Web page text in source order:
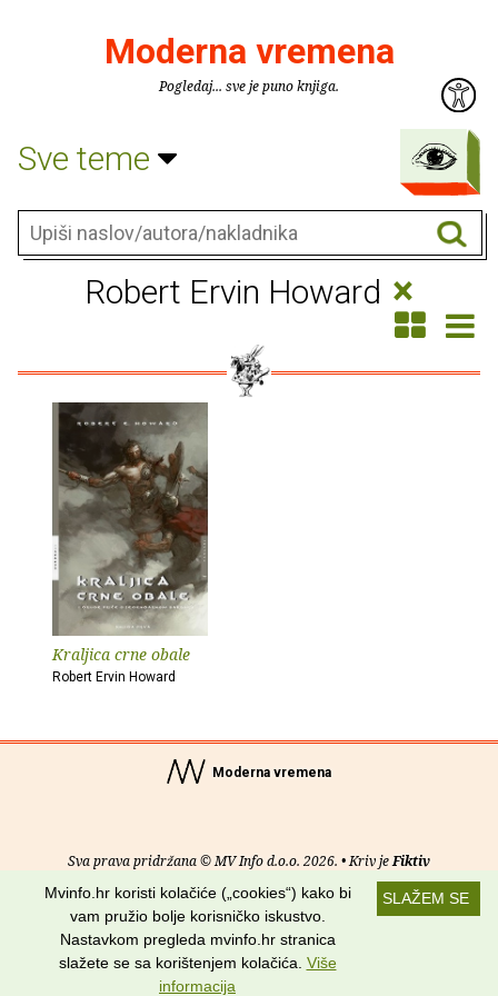
Moderna vremena
Pogledaj... sve je puno knjiga.
Sve teme
Robert Ervin Howard ×
Kraljica crne obale
Robert Ervin Howard
Moderna vremena
Sva prava pridržana © MV Info d.o.o. 2026. • Kriv jeFiktiv
Uvjeti korištenja RSS kanali
Potraži nas na:
SLAŽEM SE
Mvinfo.hr koristi kolačiće („cookies“) kako bi
vam pružio bolje korisničko iskustvo.
Nastavkom pregleda mvinfo.hr stranica
slažete se sa korištenjem kolačića. Više
informacija